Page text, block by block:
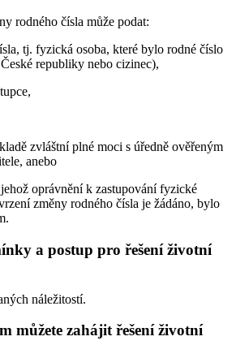
rodného čísla může podat:
tj. fyzická osoba, které bylo rodné číslo
republiky nebo cizinec),
zvláštní plné moci s úředně ověřeným
anebo
oprávnění k zastupování fyzické
změny rodného čísla je žádáno, bylo
a postup pro řešení životní
náležitostí.
můžete zahájit řešení životní